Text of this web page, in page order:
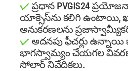
✓ ప్రధాన PVGIS24
యాక్సెస్‌ను కలిగి ఉంటాయి,
అనుకరణలను
✓ అదనపు ఫీచర్లు
భాగస్వామ్యం చేయగల
సోలార్ నివేదికలు.